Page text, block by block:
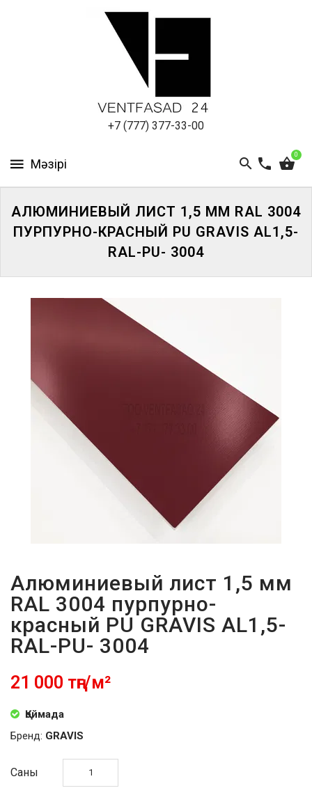
+7 (777) 377-33-00
0
ПАНЕЛИ
АЛЮМИНИЕВЫЙ ЛИСТ 1,5 ММ RAL 3004
ПУРПУРНО-КРАСНЫЙ PU GRAVIS AL1,5-
RAL-PU- 3004
Алюминиевый лист 1,5 мм
RAL 3004 пурпурно-
красный PU GRAVIS AL1,5-
RAL-PU- 3004
21 000 тңг/м²
Қоймада
Бренд: GRAVIS
Саны